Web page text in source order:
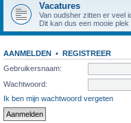
Vacatures
Van oudsher zitten er veel
Dit kan dus een mooie
AANMELDEN • REGISTREER
Gebruikersnaam:
Wachtwoord:
Ik ben mijn wachtwoord vergeten